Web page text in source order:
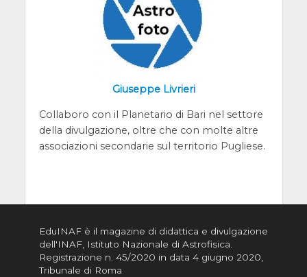
Giuseppe Livrieri
Collaboro con il Planetario di Bari nel settore
della divulgazione, oltre che con molte altre
associazioni secondarie sul territorio Pugliese.
EduINAF è il magazine di didattica e divulgazione
dell'INAF, Istituto Nazionale di Astrofisica
Registrazione n. 45/2020 in data 4 giugno 2020,
Tribunale di Roma